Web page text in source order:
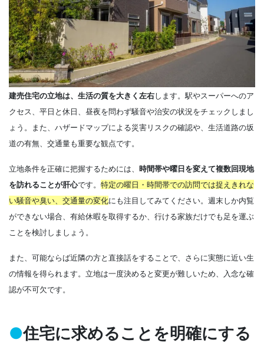
建売住宅の立地は、生活の質を大きく左右します。駅やスーパーへのア
クセス、平日と休日、昼夜を問わず騒音や治安の状況をチェックしまし
ょう。また、ハザードマップによる災害リスクの確認や、生活道路の坂
道の有無、交通量も重要な観点です。
立地条件を正確に把握するためには、 時間帯や曜日を変えて複数回現地
を訪れることが肝心です。 特定の曜日・時間帯での訪問では捉えきれな
い騒音や臭い、交通量の変化にも注目 してみてください。週末しか内覧
ができない場合、有給休暇を取得するか、行ける家族だけでも足を運ぶ
ことを検討しましょう。
また、可能ならば近隣の方と直接話をすることで、さらに実態に近い生
の情報を得られます。立地は一度決めると変更が難しいため、入念な確
認が不可欠です。
●住宅に求めることを明確にする